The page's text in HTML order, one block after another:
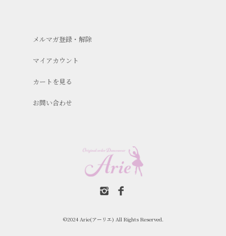
メルマガ登録・解除
マイアカウント
カートを見る
お問い合わせ
©2024 Arie(アーリエ) All Rights Reserved.